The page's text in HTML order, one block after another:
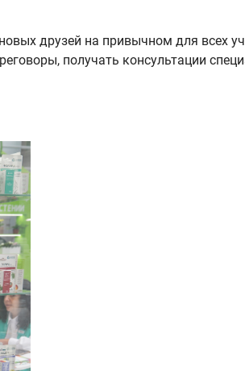
друзей на привычном для всех
получать консультации